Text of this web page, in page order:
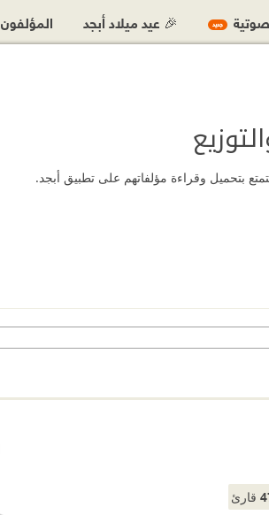
بتحميل وقراءة مؤلفاتهم على تطبيق أبجد.
قارئ
جديد 🎉 عيد ميلاد أبجد المؤلفون